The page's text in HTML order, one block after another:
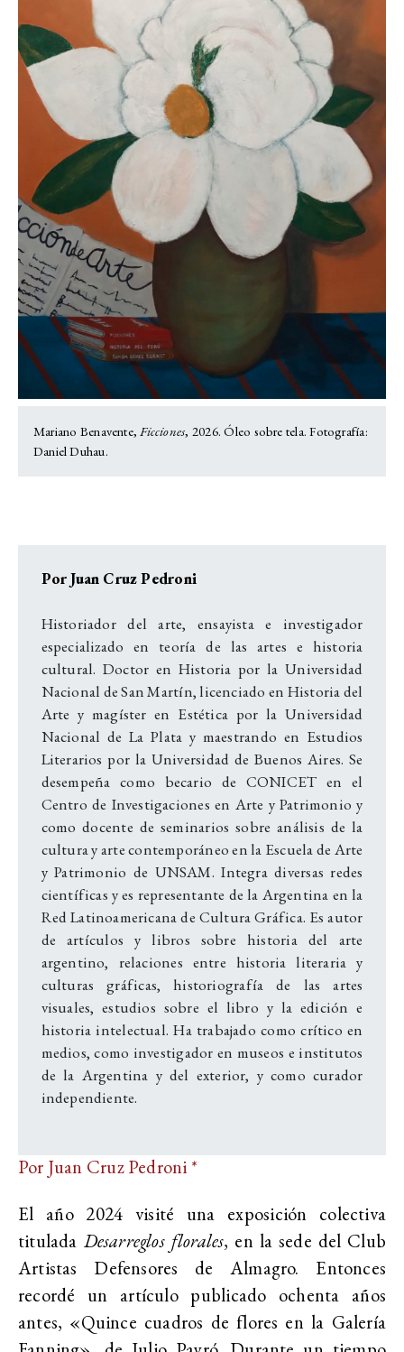
Mariano Benavente,Ficciones, 2026. Óleo sobre tela. Fotografía:
Daniel Duhau.
Por Juan Cruz Pedroni
Historiador del arte, ensayista e investigador
especializado en teoría de las artes e historia
cultural. Doctor en Historia por la Universidad
Nacional de San Martín, licenciado en Historia del
Arte y magíster en Estética por la Universidad
Nacional de La Plata y maestrando en Estudios
Literarios por la Universidad de Buenos Aires. Se
desempeña como becario de CONICET en el
Centro de Investigaciones en Arte y Patrimonio y
como docente de seminarios sobre análisis de la
cultura y arte contemporáneo en la Escuela de Arte
y Patrimonio de UNSAM. Integra diversas redes
científicas y es representante de la Argentina en la
Red Latinoamericana de Cultura Gráfica. Es autor
de artículos y libros sobre historia del arte
argentino, relaciones entre historia literaria y
culturas gráficas, historiografía de las artes
visuales, estudios sobre el libro y la edición e
historia intelectual. Ha trabajado como crítico en
medios, como investigador en museos e institutos
de la Argentina y del exterior, y como curador
independiente.
Por Juan Cruz Pedroni *
El año 2024 visité una exposición colectiva
titulada Desarreglos florales, en la sede del Club
Artistas Defensores de Almagro. Entonces
recordé un artículo publicado ochenta años
antes, «Quince cuadros de flores en la Galería